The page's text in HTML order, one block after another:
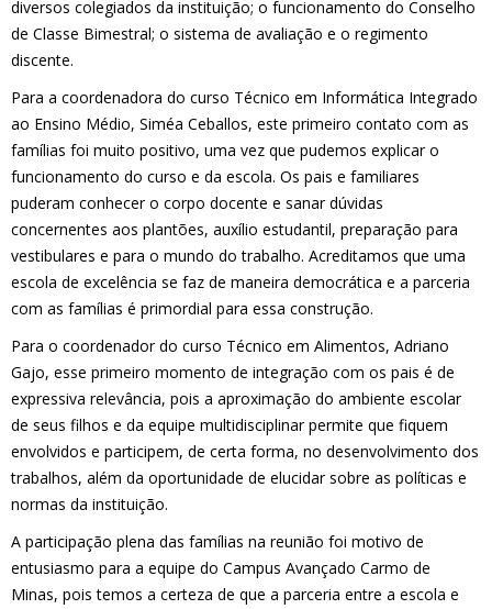
diversos colegiados da instituição; o funcionamento do Conselho
de Classe Bimestral; o sistema de avaliação e o regimento
discente.
Para a coordenadora do curso Técnico em Informática Integrado
ao Ensino Médio, Siméa Ceballos, este primeiro contato com as
famílias foi muito positivo, uma vez que pudemos explicar o
funcionamento do curso e da escola. Os pais e familiares
puderam conhecer o corpo docente e sanar dúvidas
concernentes aos plantões, auxílio estudantil, preparação para
vestibulares e para o mundo do trabalho. Acreditamos que uma
escola de excelência se faz de maneira democrática e a parceria
com as famílias é primordial para essa construção.
Para o coordenador do curso Técnico em Alimentos, Adriano
Gajo, esse primeiro momento de integração com os pais é de
expressiva relevância, pois a aproximação do ambiente escolar
de seus filhos e da equipe multidisciplinar permite que fiquem
envolvidos e participem, de certa forma, no desenvolvimento dos
trabalhos, além da oportunidade de elucidar sobre as políticas e
normas da instituição.
A participação plena das famílias na reunião foi motivo de
entusiasmo para a equipe do Campus Avançado Carmo de
Minas, pois temos a certeza de que a parceria entre a escola e